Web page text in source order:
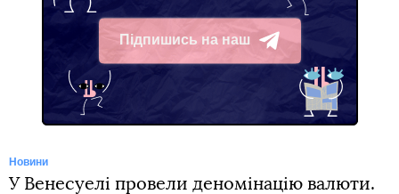
Підпишись на наш
Telegram
Новини
У Венесуелі провели деномінацію валюти.